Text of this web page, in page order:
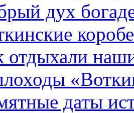
дух
отдыхали
даты